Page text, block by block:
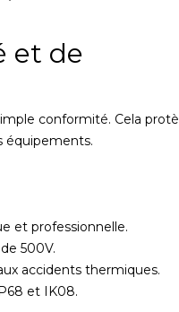
et de
conformité. Cela
équipements.
et professionnelle.
500V.
accidents thermiques.
et IK08.